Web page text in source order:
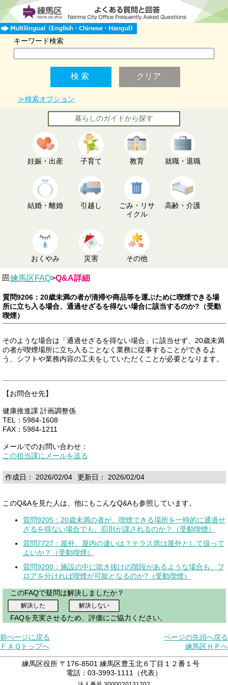
キーワード検索
≫検索オプション
暮らしのガイドから探す
妊娠・出産 子育て 教育 就職・退職
結婚・離婚 引越し
ごみ・リサ
イクル
高齢・介護
おくやみ 災害 その他
練馬区FAQ>Q&A詳細
質問9206：20歳未満の者が清掃や商品等を運ぶために喫煙できる場
所に立ち入る場合、通過せざるを得ない場合に該当するのか?（受動
喫煙）
そのような場合は「通過せざるを得ない場合」に該当せず、20歳未満
の者が喫煙場所に立ち入ることなく業務に従事することができるよ
う、シフトや業務内容の工夫をしていただくことが必要となります。
【お問合せ先】
健康推進課 計画調整係
TEL：5984-1608
FAX：5984-1211
メールでのお問い合わせ：
この担当課にメールを送る
作成日： 2026/02/04 更新日： 2026/02/04
このQ&Aを見た人は、他にもこんなQ&Aも参照しています。
質問9205：20歳未満の者が、喫煙できる場所を一時的に通過せ
ざるを得ない場合でも、罰則が課されるのか？（受動喫煙）
質問7727：屋外、屋内の違いは？テラス席は屋外として扱って
よいか？（受動喫煙）
質問9200：施設の中に吹き抜けの階段があるような場合も、フ
ロアを分ければ喫煙が可能となるのか?（受動喫煙）
このFAQで疑問は解決しましたか？
FAQを充実させるため、評価にご協力ください。
前ぺージに戻る
ページの先頭へ戻る
ＦＡＱトップへ
練馬区ＨＰへ
練馬区役所 〒176-8501 練馬区豊玉北６丁目１２番１号
電話：03-3993-1111（代表）